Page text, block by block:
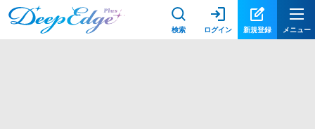
検索 ログイン 新規登録 メニュー